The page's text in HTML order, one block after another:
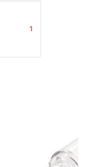
1